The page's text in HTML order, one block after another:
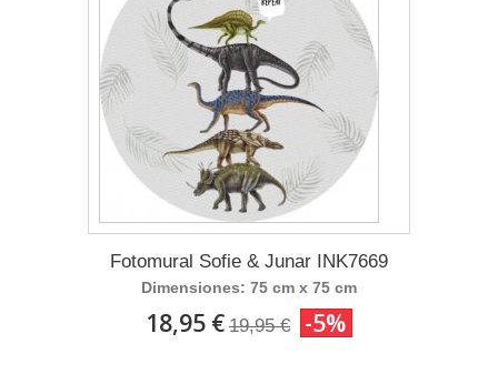
Fotomural Sofie & Junar INK7669
Dimensiones: 75 cm x 75 cm
18,95 € 19,95 € -5%